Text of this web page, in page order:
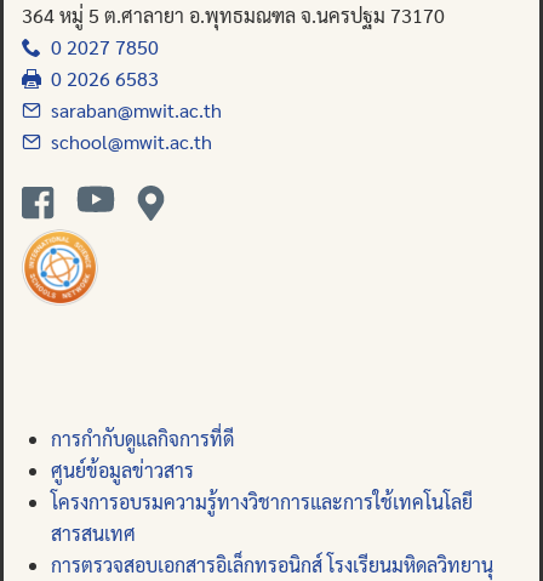
364 หมู่ 5 ต.ศาลายา อ.พุทธมณฑล จ.นครปฐม 73170
0 2027 7850
0 2026 6583
saraban@mwit.ac.th
school@mwit.ac.th
การกำกับดูแลกิจการที่ดี
ศูนย์ข้อมูลข่าวสาร
โครงการอบรมความรู้ทางวิชาการและการใช้เทคโนโลยี
สารสนเทศ
การตรวจสอบเอกสารอิเล็กทรอนิกส์ โรงเรียนมหิดลวิทยานุ